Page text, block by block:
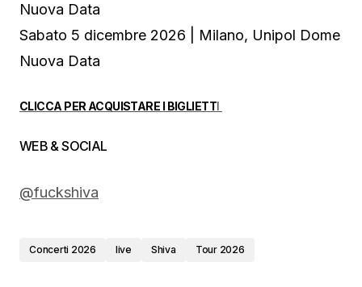
Nuova Data
Sabato 5 dicembre 2026 | Milano, Unipol Dome
Nuova Data
CLICCA PER ACQUISTARE I BIGLIETTI
WEB & SOCIAL
@fuckshiva
Concerti 2026 live Shiva Tour 2026